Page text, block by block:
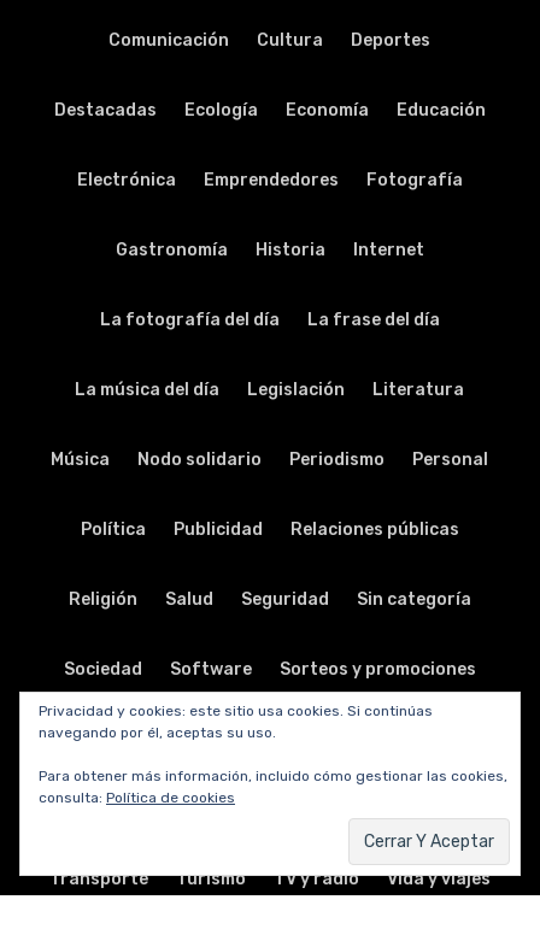
Comunicación Cultura Deportes
Destacadas Ecología Economía Educación
Electrónica Emprendedores Fotografía
Gastronomía Historia Internet
La fotografía del día La frase del día
La música del día Legislación Literatura
Música Nodo solidario Periodismo Personal
Política Publicidad Relaciones públicas
Religión Salud Seguridad Sin categoría
Sociedad Software Sorteos y promociones
Tabletas Teatro
Telecomunicaciones
Transporte Turismo TV y radio Vida y viajes
Privacidad y cookies: este sitio usa cookies. Si continúas
navegando por él, aceptas su uso.
Para obtener más información, incluido cómo gestionar las cookies,
consulta: Política de cookies